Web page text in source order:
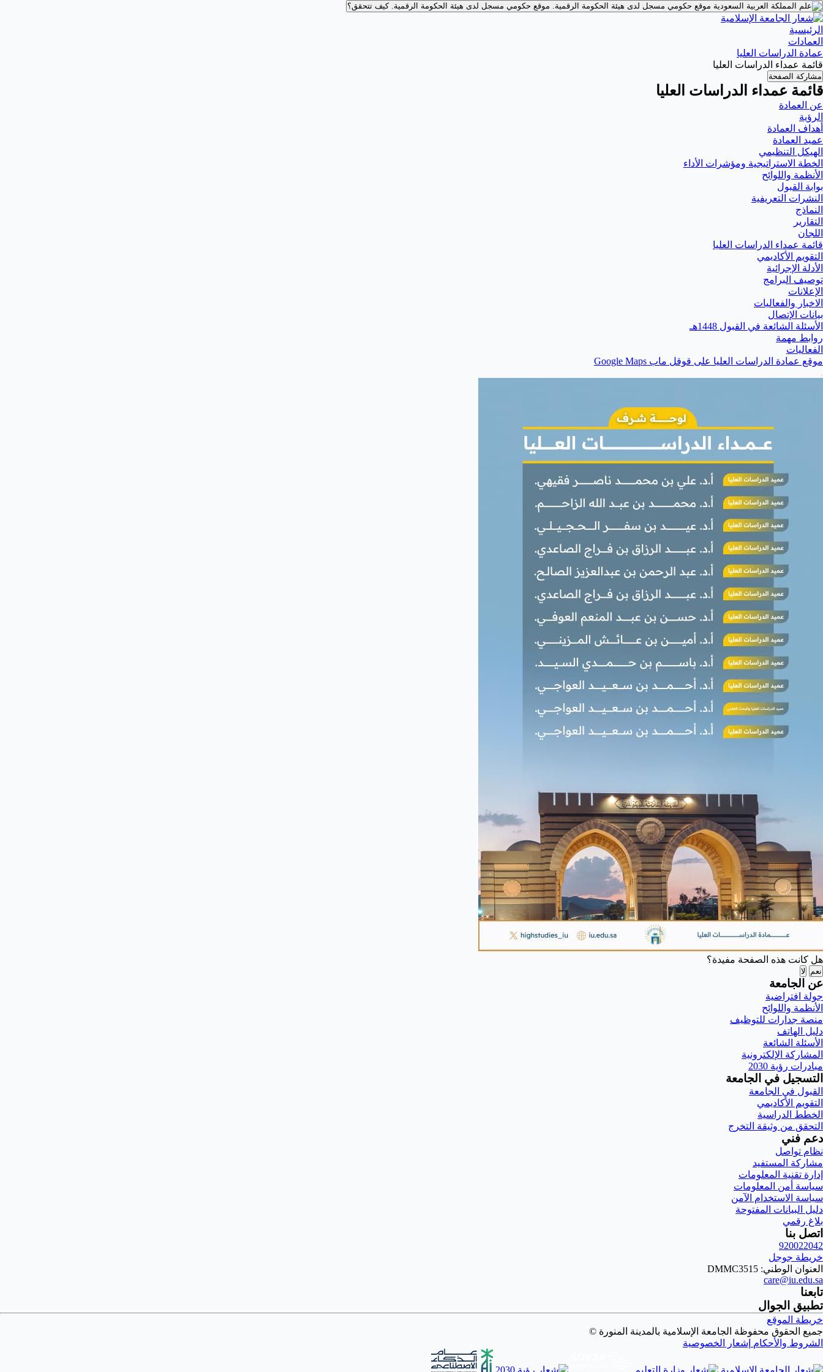
موقع حكومي مسجل لدى هيئة الحكومة الرقمية. موقع حكومي مسجل لدى هيئة الحكومة الرقمية.كيف تتحقق؟
الرئيسية
العمادات
عمادة الدراسات العليا
قائمة عمداء الدراسات العليا
مشاركة الصفحة
قائمة عمداء الدراسات العليا
عن العمادة
الرؤية
أهداف العمادة
عميد العمادة
الهيكل التنظيمي
الخطة الاستراتيجية ومؤشرات الأداء
الأنظمة واللوائح
بوابة القبول
النشرات التعريفية
النماذج
التقارير
اللجان
قائمة عمداء الدراسات العليا
التقويم الأكاديمي
الأدلة الإجرائية
توصيف البرامج
الإعلانات
الاخبار والفعاليات
بيانات الإتصال
الأسئلة الشائعة في القبول 1448هـ
روابط مهمة
الفعاليات
موقع عمادة الدراسات العليا على قوقل ماب Google Maps
هل كانت هذه الصفحة مفيدة؟
نعم لا
عن الجامعة
جولة افتراضية
الأنظمة واللوائح
منصة جدارات للتوظيف
دليل الهاتف
الأسئلة الشائعة
المشاركة الإلكترونية
مبادرات رؤية 2030
التسجيل في الجامعة
القبول في الجامعة
التقويم الأكاديمي
الخطط الدراسية
التحقق من وثيقة التخرج
دعم فني
نظام تواصل
مشاركة المستفيد
إدارة تقنية المعلومات
سياسة أمن المعلومات
سياسة الاستخدام الآمن
دليل البيانات المفتوحة
بلاغ رقمي
اتصل بنا
920022042
خريطة جوجل
العنوان الوطني: DMMC3515
care@iu.edu.sa
تابعنا
تطبيق الجوال
خريطة الموقع
جميع الحقوق محفوظة الجامعة الإسلامية بالمدينة المنورة ©
الشروط والأحكام إشعار الخصوصية